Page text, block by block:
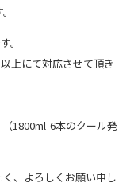
。
上にて対応させて頂き
1800ml-6本のクール発
、よろしくお願い申し